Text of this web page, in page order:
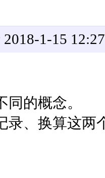
1-15
的概念。
录、换算这两